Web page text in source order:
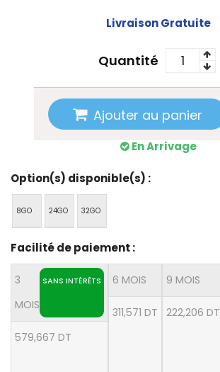
Livraison Gratuite
Quantité
Ajouter au panier
En Arrivage
Option(s) disponible(s) :
8GO 24GO 32GO
Facilité de paiement :
3
MOIS
SANS INTÉRÊTS
579,667 DT
6 MOIS
311,571 DT
9 MOIS
222,206 DT